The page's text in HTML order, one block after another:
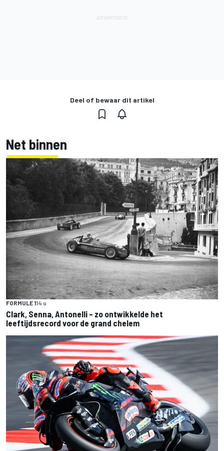
Deel of bewaar dit artikel
Net binnen
FORMULE 114 u
Clark, Senna, Antonelli – zo ontwikkelde het
leeftijdsrecord voor de grand chelem